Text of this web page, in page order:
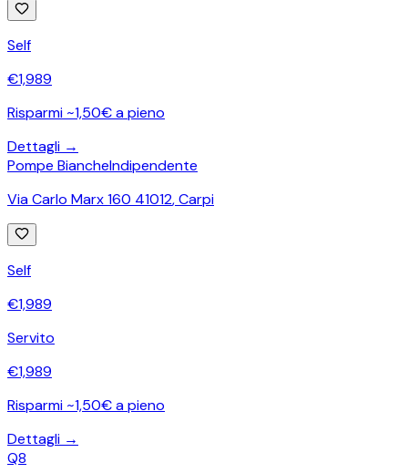
Self
€1,989
Risparmi ~1,50€ a pieno
Dettagli →
Pompe BiancheIndipendente
Via Carlo Marx 160 41012,Carpi
Self
€1,989
Servito
€1,989
Risparmi ~1,50€ a pieno
Dettagli →
Q8